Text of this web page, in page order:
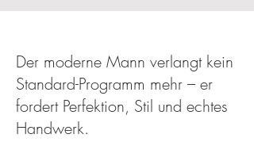
Der moderne Mann verlangt kein
Standard-Programm mehr – er
fordert Perfektion, Stil und echtes
Handwerk.